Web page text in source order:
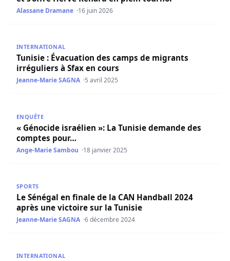
Alassane Dramane 16 juin 2026
INTERNATIONAL
Tunisie : Évacuation des camps de migrants
irréguliers à Sfax en cours
Jeanne-Marie SAGNA 5 avril 2025
ENQUÊTE
« Génocide israélien »: La Tunisie demande des
comptes pour…
Ange-Marie Sambou 18 janvier 2025
SPORTS
Le Sénégal en finale de la CAN Handball 2024
après une victoire sur la Tunisie
Jeanne-Marie SAGNA 6 décembre 2024
INTERNATIONAL